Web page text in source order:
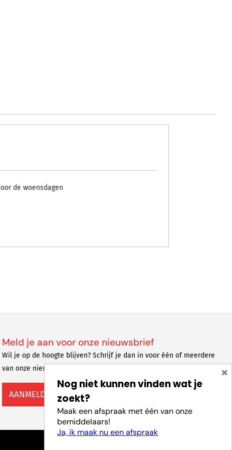
de woensdagen
Meld je aan voor onze nieuwsbrief
Wil je op de hoogte blijven? Schrijf je dan in voor één of meerdere
van onze nieuwsbrieven.
AANMELDEN
Nog niet kunnen vinden wat je
zoekt?
Maak een afspraak met één van onze
bemiddelaars!
Ja, ik maak nu een afspraak
×